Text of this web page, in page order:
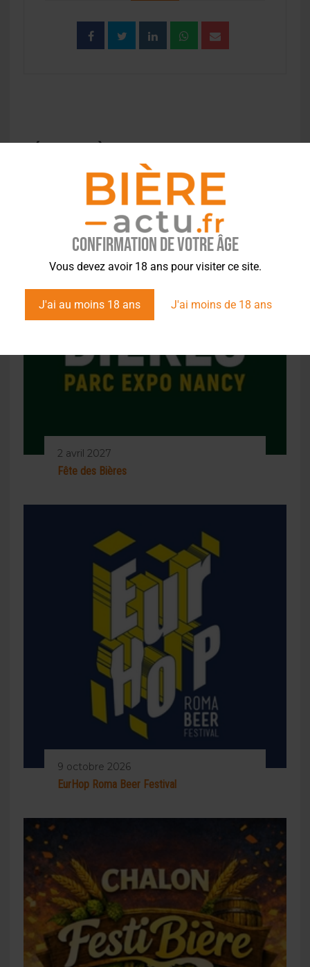
Confirmation de votre âge
Vous devez avoir 18 ans pour visiter ce site.
J'ai au moins 18 ans J'ai moins de 18 ans
2 avril 2027
Fête des Bières
9 octobre 2026
EurHop Roma Beer Festival